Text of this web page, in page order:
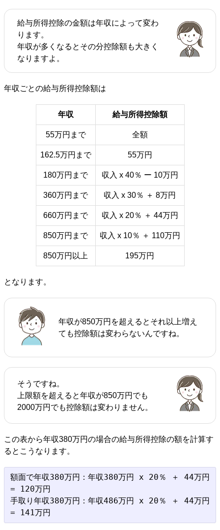
給与所得控除の金額は年収によって変わ
ります。
年収が多くなるとその分控除額も大きく
なりますよ。
年収ごとの給与所得控除額は
年収 給与所得控除額
55万円まで 全額
162.5万円まで 55万円
180万円まで 収入 x 40％ ー 10万円
360万円まで 収入 x 30％ ＋ 8万円
660万円まで 収入 x 20％ ＋ 44万円
850万円まで 収入 x 10％ ＋ 110万円
850万円以上 195万円
となります。
年収が850万円を超えるとそれ以上増え
ても控除額は変わらないんですね。
そうですね。
上限額を超えると年収が850万円でも
2000万円でも控除額は変わりません。
この表から年収380万円の場合の給与所得控除の額を計算す
るとこうなります。
額面で年収380万円：年収380万円 x 20％ ＋ 44万円
= 120万円
手取り年収380万円：年収486万円 x 20％ ＋ 44万円